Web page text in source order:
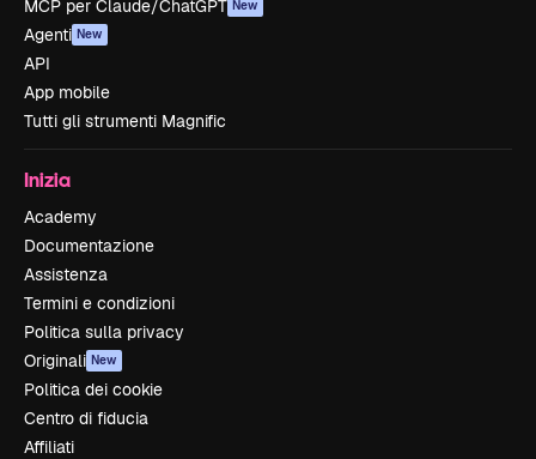
MCP per Claude/ChatGPT New
Agenti New
API
App mobile
Tutti gli strumenti Magnific
Inizia
Academy
Documentazione
Assistenza
Termini e condizioni
Politica sulla privacy
Originali New
Politica dei cookie
Centro di fiducia
Affiliati